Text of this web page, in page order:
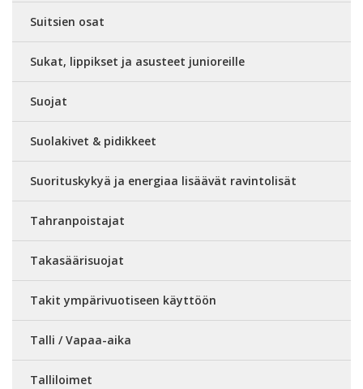
Suitsien osat
Sukat, lippikset ja asusteet junioreille
Suojat
Suolakivet & pidikkeet
Suorituskykyä ja energiaa lisäävät ravintolisät
Tahranpoistajat
Takasäärisuojat
Takit ympärivuotiseen käyttöön
Talli / Vapaa-aika
Talliloimet